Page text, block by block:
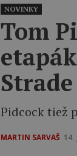
NOVINKY
Tom
Pidcock tiež
MARTIN SARVAŠ 14.